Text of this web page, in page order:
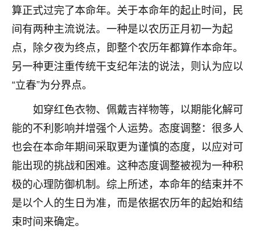
算正式过完了本命年。关于本命年的起止时间，民
间有两种主流说法。一种是以农历正月初一为起
点，除夕夜为终点，即整个农历年都算作本命年。
另一种更注重传统干支纪年法的说法，则认为应以
“立春”为分界点。
如穿红色衣物、佩戴吉祥物等，以期能化解可
能的不利影响并增强个人运势。态度调整：很多人
也会在本命年期间采取更为谨慎的态度，以应对可
能出现的挑战和困难。这种态度调整被视为一种积
极的心理防御机制。综上所述，本命年的结束并不
是以个人的生日为准，而是依据农历年的起始和结
束时间来确定。
鹿森：是的，其实跟老师聊过之后，最大的感
触，首先就是心态会变好，万般皆是命，半点
不由人！
1天前 来自四川 9
我也想找老师看看，有没有人给个联系方式的啊？
鹿森：慧来老师微信：gjsy0624
1天前 来自江西 12
青春168
我也想要，我也想要！
2天前 来自山西